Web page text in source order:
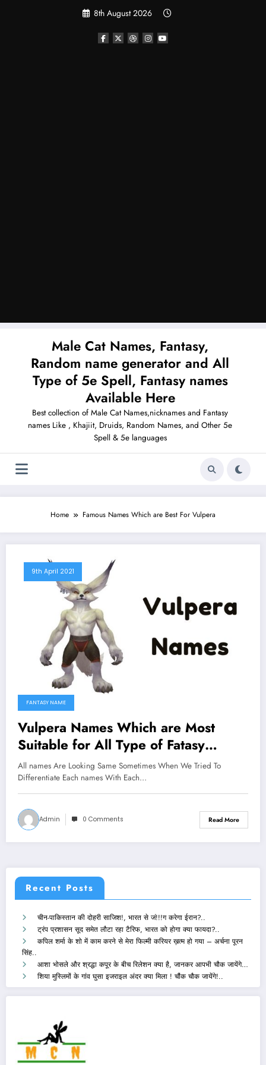
8th August 2026
Male Cat Names, Fantasy,
Random name generator and All
Type of 5e Spell, Fantasy names
Available Here
Best collection of Male Cat Names,nicknames and Fantasy
names Like , Khajiit, Druids, Random Names, and Other 5e
Spell & 5e languages
Home Famous Names Which are Best For Vulpera
9th April 2021
FANTASY NAME
Vulpera Names Which are Most
Suitable for All Type of Fatasy
Character
All names Are Looking Same Sometimes When We Tried To
Differentiate Each names With Each…
Admin 0 Comments Read More
Recent Posts
चीन-पाकिस्तान की दोहरी साजिश!, भारत से जं!!!ग करेगा ईरान?..
ट्रंप प्रशासन सूद समेत लौटा रहा टैरिफ, भारत को होगा क्या फायदा?..
कपिल शर्मा के शो में काम करने से मेरा फिल्मी करियर ख़त्म हो गया – अर्चना पूरन
सिंह..
आशा भोसले और श्रद्धा कपूर के बीच रिलेशन क्या है, जानकर आपभी चौक जायेंगे…
शिया मुस्लिमों के गांव घुसा इजराइल अंदर क्या मिला ! चौंक चौक जायेंगे!..